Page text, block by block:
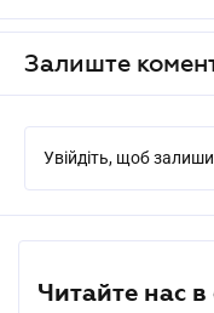
Залиште
Увійдіть, щоб
Читайте нас